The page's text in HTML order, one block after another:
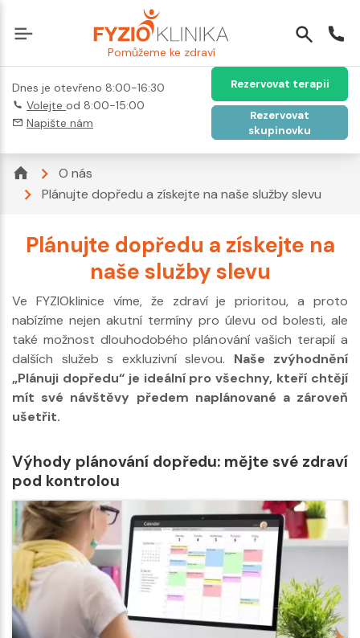
Pomůžeme ke zdraví
Dnes je otevřeno 8:00-16:30
Volejte od 8:00-15:00
Napište nám
Rezervovat terapii
Rezervovat
skupinovku
O nás
Plánujte dopředu a získejte na naše služby slevu
Plánujte dopředu a získejte na
naše služby slevu
Ve FYZIOklinice víme, že zdraví je prioritou, a proto
nabízíme nejen akutní termíny pro úlevu od bolesti, ale
také možnost dlouhodobého plánování vašich terapií a
dalších služeb s exkluzivní slevou. Naše zvýhodnění
„Plánuji dopředu“ je ideální pro všechny, kteří chtějí
mít své návštěvy předem naplánované a zároveň
ušetřit.
Výhody plánování dopředu: mějte své zdraví
pod kontrolou